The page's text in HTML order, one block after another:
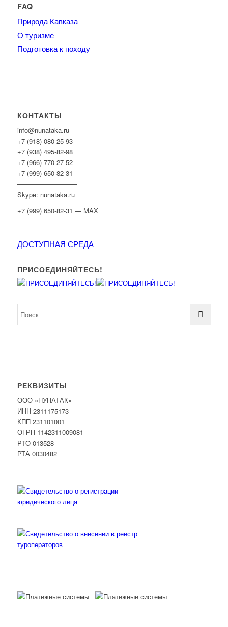
FAQ
Природа Кавказа
О туризме
Подготовка к походу
КОНТАКТЫ
info@nunataka.ru
+7 (918) 080-25-93
+7 (938) 495-82-98
+7 (966) 770-27-52
+7 (999) 650-82-31
—————————
Skype: nunataka.ru
+7 (999) 650-82-31 — MAX
ДОСТУПНАЯ СРЕДА
ПРИСОЕДИНЯЙТЕСЬ!
РЕКВИЗИТЫ
ООО «НУНАТАК»
ИНН 2311175173
КПП 231101001
ОГРН 1142311009081
PTO 013528
РТА 0030482